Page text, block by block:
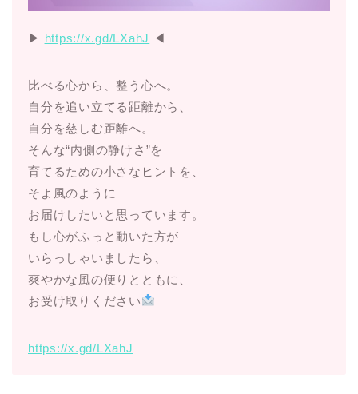
▶︎ https://x.gd/LXahJ ◀︎
比べる心から、整う心へ。
自分を追い立てる距離から、
自分を慈しむ距離へ。
そんな“内側の静けさ”を
育てるための小さなヒントを、
そよ風のように
お届けしたいと思っています。
もし心がふっと動いた方が
いらっしゃいましたら、
爽やかな風の便りとともに、
お受け取りください
https://x.gd/LXahJ